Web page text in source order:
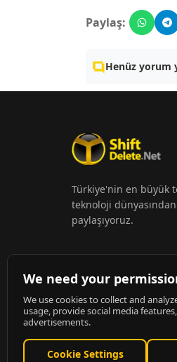
Paylaş:
Henüz yorum
Türkiye'nin en büyük
teknoloji
paylaşıyoruz.